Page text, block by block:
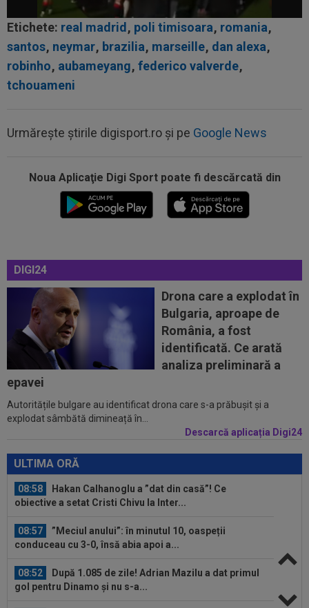
Etichete: real madrid, poli timisoara, romania,
santos, neymar, brazilia, marseille, dan alexa,
robinho, aubameyang, federico valverde,
tchouameni
Urmărește știrile digisport.ro și pe Google News
Noua Aplicaţie Digi Sport poate fi descărcată din
DIGI24
Drona care a explodat în
Bulgaria, aproape de
România, a fost
identificată. Ce arată
analiza preliminară a
epavei
Autoritățile bulgare au identificat drona care s-a prăbușit și a
explodat sâmbătă dimineață în...
Descarcă aplicația Digi24
ULTIMA ORĂ
08:43
Universitatea Craiova - FC Argeș, LIVE VIDEO,
21:30, DGS 1. Un jucător a plecat...
08:25
Lovitură uriașă: abia transferat de
Trabzonspor, s-a accidentat în minutul 20...
Noul transfer al lui Real Madrid l-a lăsat
”mască” la debut: Jose Mourinho...
08:05
Belgienii s-au convins de Darius Olaru, după
primul gol la Union Saint-Gilloise
1. Moldovenii s-au impus cu...
08:58
Hakan Calhanoglu a ”dat din casă”! Ce
obiective a setat Cristi Chivu la Inter...
08:57
”Meciul anului”: în minutul 10, oaspeții
conduceau cu 3-0, însă abia apoi a...
08:52
După 1.085 de zile! Adrian Mazilu a dat primul
gol pentru Dinamo și nu s-a...